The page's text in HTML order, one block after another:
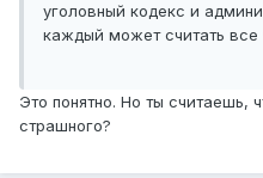
уголовный кодекс и
каждый может считать все
Это понятно. Но ты считаешь,
страшного?